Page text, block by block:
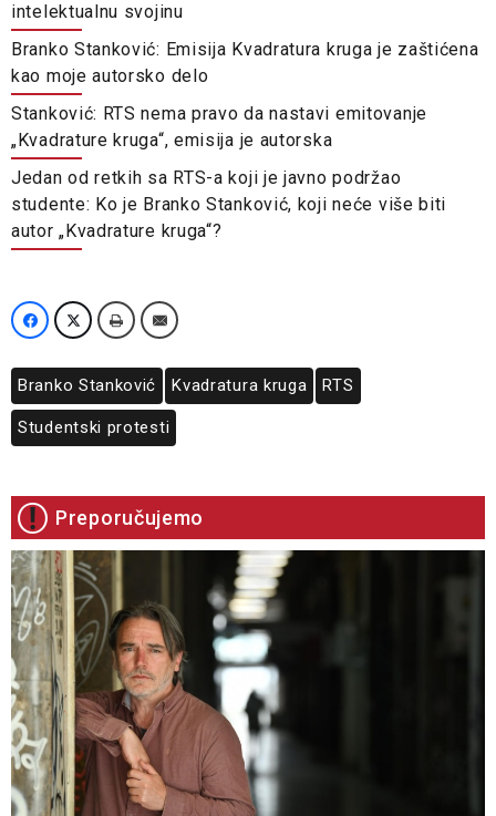
intelektualnu svojinu
Branko Stanković: Emisija Kvadratura kruga je zaštićena
kao moje autorsko delo
Stanković: RTS nema pravo da nastavi emitovanje
„Kvadrature kruga“, emisija je autorska
Jedan od retkih sa RTS-a koji je javno podržao
studente: Ko je Branko Stanković, koji neće više biti
autor „Kvadrature kruga“?
Branko Stanković Kvadratura kruga RTS
Studentski protesti
Preporučujemo